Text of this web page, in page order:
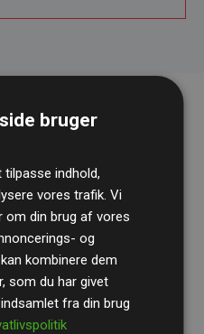
løbende vores
sikre gennemsigtighed
at vores investeringer i
bruger
indhold,
vores trafik. Vi
om din brug af vores
og
kombinere dem
som du har givet
fra din brug